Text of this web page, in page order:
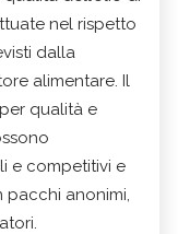
nel rispetto
dalla
alimentare. Il
qualità e
e competitivi e
pacchi anonimi,